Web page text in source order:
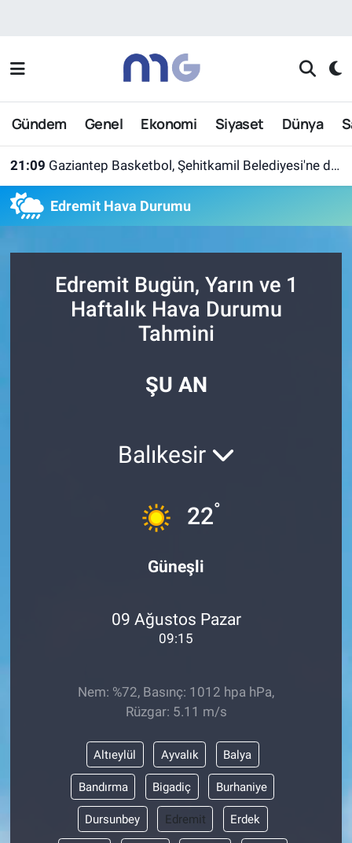
Gündem Genel Ekonomi Siyaset Dünya
21:09 Gaziantep Basketbol, Şehitkamil Belediyesi'ne devredildi
Edremit Hava Durumu
Edremit Bugün, Yarın ve 1
Haftalık Hava Durumu
Tahmini
ŞU AN
Balıkesir
22°
Güneşli
09 Ağustos Pazar
09:15
Nem: %72, Basınç: 1012 hpa hPa,
Rüzgar: 5.11 m/s
Altıeylül Ayvalık Balya
Bandırma Bigadiç Burhaniye
Dursunbey Edremit Erdek
Nöbetçi Eczaneler
Hava Durumu
Son Dakika Haberleri